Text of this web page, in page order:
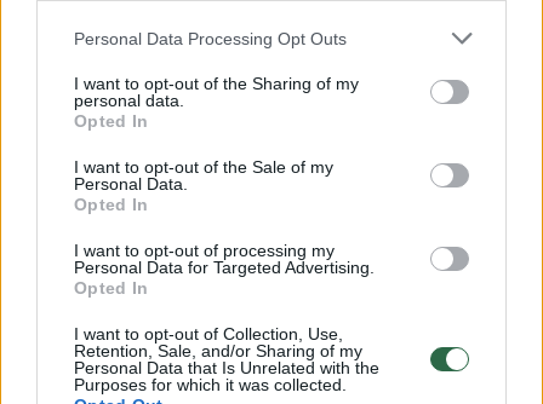
Personal Data Processing Opt Outs
I want to opt-out of the Sharing of my
personal data.
Opted In
I want to opt-out of the Sale of my
Personal Data.
Opted In
I want to opt-out of processing my
Personal Data for Targeted Advertising.
Opted In
I want to opt-out of Collection, Use,
Retention, Sale, and/or Sharing of my
Personal Data that Is Unrelated with the
Purposes for which it was collected.
V.Dranginio/LTOK nuotr.